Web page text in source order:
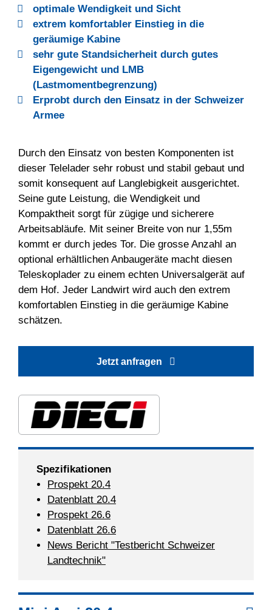
optimale Wendigkeit und Sicht
extrem komfortabler Einstieg in die
geräumige Kabine
sehr gute Standsicherheit durch gutes
Eigengewicht und LMB
(Lastmomentbegrenzung)
Erprobt durch den Einsatz in der Schweizer
Armee
Durch den Einsatz von besten Komponenten ist
dieser Telelader sehr robust und stabil gebaut und
somit konsequent auf Langlebigkeit ausgerichtet.
Seine gute Leistung, die Wendigkeit und
Kompaktheit sorgt für zügige und sicherere
Arbeitsabläufe. Mit seiner Breite von nur 1,55m
kommt er durch jedes Tor. Die grosse Anzahl an
optional erhältlichen Anbaugeräte macht diesen
Teleskoplader zu einem echten Universalgerät auf
dem Hof. Jeder Landwirt wird auch den extrem
komfortablen Einstieg in die geräumige Kabine
schätzen.
Jetzt anfragen
Spezifikationen
Prospekt 20.4
Datenblatt 20.4
Prospekt 26.6
Datenblatt 26.6
News Bericht "Testbericht Schweizer
Landtechnik"